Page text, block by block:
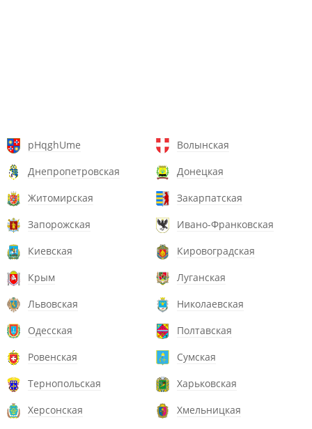
pHqghUme
Волынская
Днепропетровская
Донецкая
Житомирская
Закарпатская
Запорожская
Ивано-Франковская
Киевская
Кировоградская
Крым
Луганская
Львовская
Николаевская
Одесская
Полтавская
Ровенская
Сумская
Тернопольская
Харьковская
Херсонская
Хмельницкая